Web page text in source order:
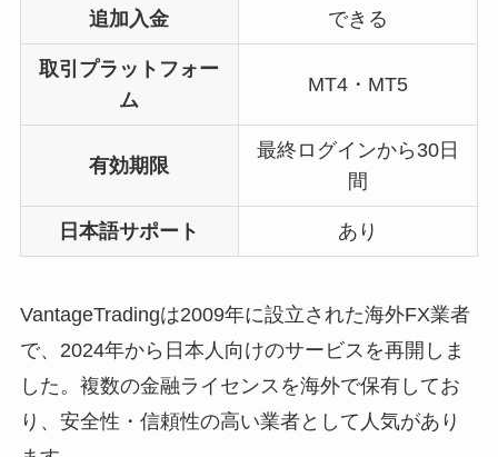
追加入金 できる
取引プラットフォー
ム
MT4・MT5
有効期限
最終ログインから30日
間
日本語サポート あり
VantageTradingは2009年に設立された海外FX業者
で、2024年から日本人向けのサービスを再開しま
した。複数の金融ライセンスを海外で保有してお
り、安全性・信頼性の高い業者として人気があり